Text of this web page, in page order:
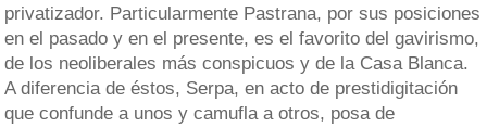
privatizador. Particularmente Pastrana, por sus posiciones
en el pasado y en el presente, es el favorito del gavirismo,
de los neoliberales más conspicuos y de la Casa Blanca.
A diferencia de éstos, Serpa, en acto de prestidigitación
que confunde a unos y camufla a otros, posa de